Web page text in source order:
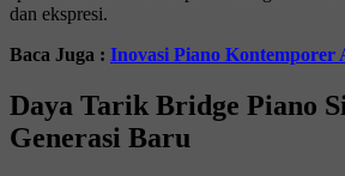
dan ekspresi.
Baca Juga : Inovasi Piano Kontemporer
Daya Tarik Bridge Piano
Generasi Baru